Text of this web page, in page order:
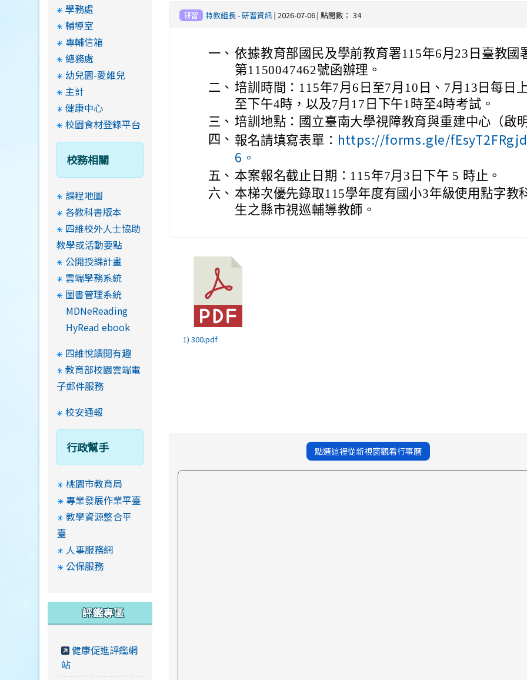
研習 特教組長-研習資訊| 2026-07-06 | 點閱數： 34
一、 依據教育部國民及學前教育署115年6月23日臺教國
第1150047462號函辦理。
二、 培訓時間：115年7月6日至7月10日、7月13日每日
至下午4時，以及7月17日下午1時至4時考試。
三、 培訓地點：國立臺南大學視障教育與重建中心（啟
四、 報名請填寫表單： https://forms.gle/
6。
五、 本案報名截止日期：115年7月3日下午 5 時止。
六、 本梯次優先錄取115學年度有國小3年級使用點字教
生之縣市視巡輔導教師。
1) 300.pdf
點選這裡從新視窗觀看行事曆
學務處
輔導室
專輔信箱
總務處
幼兒園-愛維兒
主計
健康中心
校園食材登錄平台
校務相關
課程地圖
各教科書版本
四維校外人士協助
教學或活動要點
公開授課計畫
雲端學務系統
圖書管理系統
MDNeReading
HyRead ebook
四維悅讀閱有趣
教育部校園雲端電
子郵件服務
校安通報
行政幫手
桃園市教育局
專業發展作業平臺
教學資源整合平
臺
人事服務網
公保服務
評鑑專區
健康促進評鑑網
站